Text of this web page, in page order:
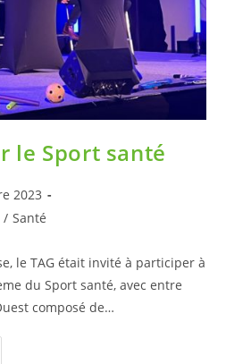
le Sport santé
2023
/ Santé
le TAG était invité à participer à
du Sport santé, avec entre
composé de…